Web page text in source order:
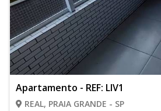
Apartamento - REF: LIV1
REAL, PRAIA GRANDE - SP